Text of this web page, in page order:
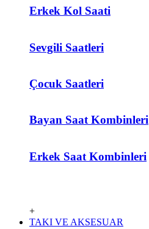
Erkek Kol Saati
Sevgili Saatleri
Çocuk Saatleri
Bayan Saat Kombinleri
Erkek Saat Kombinleri
+
TAKI VE AKSESUAR